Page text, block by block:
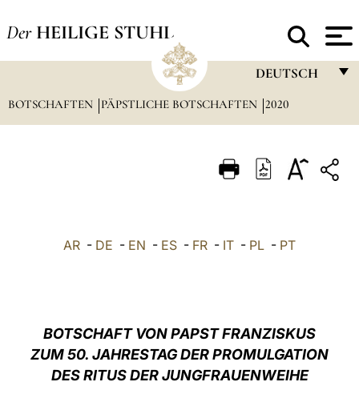
Der HEILIGE STUHL
DEUTSCH
FRANÇAIS
ITALIANO
中文
LATINE
BOTSCHAFTEN PÄPSTLICHE BOTSCHAFTEN 2020
AR - DE - EN - ES - FR - IT - PL - PT
BOTSCHAFT VON PAPST FRANZISKUS
ZUM 50. JAHRESTAG DER PROMULGATION
DES RITUS DER JUNGFRAUENWEIHE